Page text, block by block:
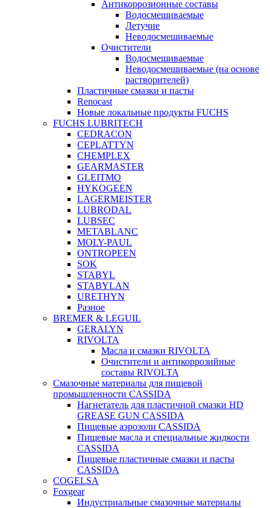
Антикоррозионные составы
Водосмешиваемые
Летучие
Неводосмешиваемые
Очистители
Водосмешиваемые
Неводосмешиваемые (на основе
растворителей)
Пластичные смазки и пасты
Renocast
Новые локальные продукты FUCHS
FUCHS LUBRITECH
CEDRACON
CEPLATTYN
CHEMPLEX
GEARMASTER
GLEITMO
HYKOGEEN
LAGERMEISTER
LUBRODAL
LUBSEC
METABLANC
MOLY-PAUL
ONTROPEEN
SOK
STABYL
STABYLAN
URETHYN
Разное
BREMER & LEGUIL
GERALYN
RIVOLTA
Масла и смазки RIVOLTA
Очистители и антикоррозийные
составы RIVOLTA
Смазочные материалы для пищевой
промышленности CASSIDA
Нагнетатель для пластичной смазки HD
GREASE GUN CASSIDA
Пищевые аэрозоли CASSIDA
Пищевые масла и специальные жидкости
CASSIDA
Пищевые пластичные смазки и пасты
CASSIDA
COGELSA
Foxgear
Индустриальные смазочные материалы